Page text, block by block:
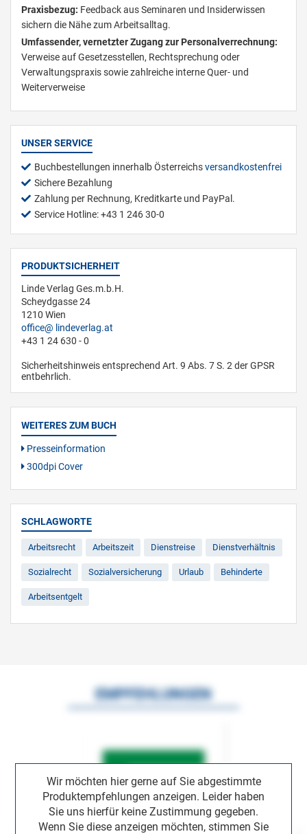
Praxisbezug: Feedback aus Seminaren und Insiderwissen
sichern die Nähe zum Arbeitsalltag.
Umfassender, vernetzter Zugang zur Personalverrechnung:
Verweise auf Gesetzesstellen, Rechtsprechung oder
Verwaltungspraxis sowie zahlreiche interne Quer- und
Weiterverweise
UNSER SERVICE
Buchbestellungen innerhalb Österreichsversandkostenfrei
Sichere Bezahlung
Zahlung per Rechnung, Kreditkarte und PayPal.
Service Hotline: +43 1 246 30-0
PRODUKTSICHERHEIT
Linde Verlag Ges.m.b.H.
Scheydgasse 24
1210 Wien
office
lindeverlag.at
+43 1 24 630 - 0
Sicherheitshinweis entsprechend Art. 9 Abs. 7 S. 2 der GPSR
entbehrlich.
WEITERES ZUM BUCH
Presseinformation
300dpi Cover
SCHLAGWORTE
Arbeitsrecht Arbeitszeit Dienstreise Dienstverhältnis
Sozialrecht Sozialversicherung Urlaub Behinderte
Arbeitsentgelt
Wir möchten hier gerne auf Sie abgestimmte
Produktempfehlungen anzeigen. Leider haben
Sie uns hierfür keine Zustimmung gegeben.
Wenn Sie diese anzeigen möchten, stimmen Sie
EMPFEHLUNGEN